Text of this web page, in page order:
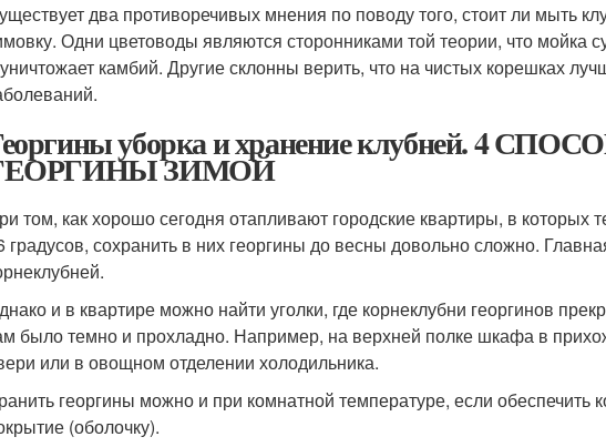
два противоречивых мнения по поводу того, стоит ли мыть
Одни цветоводы являются сторонниками той теории, что мойка
камбий. Другие склонны верить, что на чистых корешках
уборка и хранение клубней. 4
ЗИМОЙ
том, как хорошо сегодня отапливают городские квартиры, в которых
градусов, сохранить в них георгины до весны довольно сложно.
и в квартире можно найти уголки, где корнеклубни георгинов
было темно и прохладно. Например, на верхней полке шкафа в
или в овощном отделении холодильника.
георгины можно и при комнатной температуре, если обеспечить
(оболочку).